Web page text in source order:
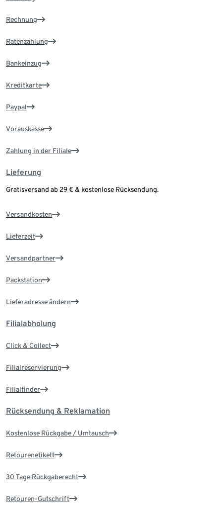
Rechnung
Ratenzahlung
Bankeinzug
Kreditkarte
Paypal
Vorauskasse
Zahlung in der Filiale
Lieferung
Gratisversand ab 29 € & kostenlose Rücksendung.
Versandkosten
Lieferzeit
Versandpartner
Packstation
Lieferadresse ändern
Filialabholung
Click & Collect
Filialreservierung
Filialfinder
Rücksendung & Reklamation
Kostenlose Rückgabe / Umtausch
Retourenetikett
30 Tage Rückgaberecht
Retouren-Gutschrift